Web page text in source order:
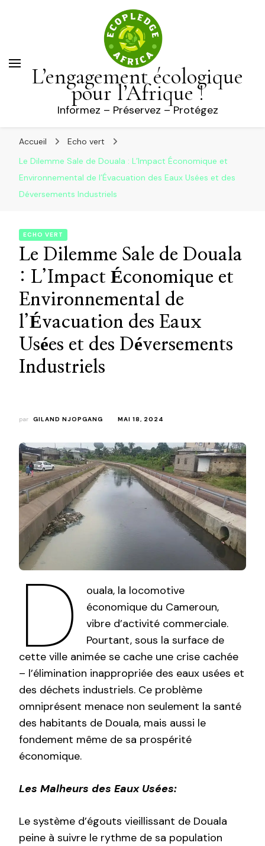
L’engagement écologique
pour l’Afrique !
Informez – Préservez – Protégez
Accueil
Echo vert
Le Dilemme Sale de Douala : L’Impact Économique et
Environnemental de l’Évacuation des Eaux Usées et des
Déversements Industriels
ECHO VERT
Le Dilemme Sale de Douala
: L’Impact Économique et
Environnemental de
l’Évacuation des Eaux
Usées et des Déversements
Industriels
par GILAND NJOPGANG MAI 18, 2024
D
ouala, la locomotive
économique du Cameroun,
vibre d’activité commerciale.
Pourtant, sous la surface de
cette ville animée se cache une crise cachée
– l’élimination inappropriée des eaux usées et
des déchets industriels. Ce problème
omniprésent menace non seulement la santé
des habitants de Douala, mais aussi le
fondement même de sa prospérité
économique.
Les Malheurs des Eaux Usées:
Le système d’égouts vieillissant de Douala
peine à suivre le rythme de sa population